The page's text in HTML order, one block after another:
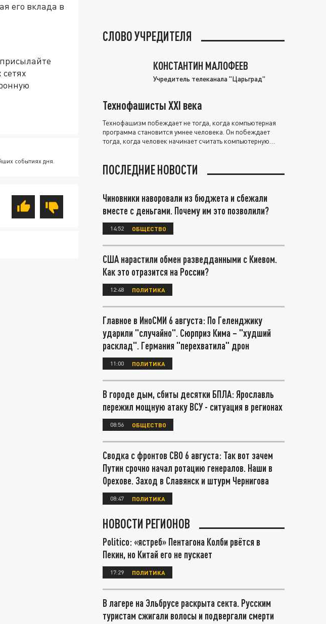
его вклада в
событиях дня.
СЛОВО УЧРЕДИТЕЛЯ
КОНСТАНТИН МАЛОФЕЕВ
Учредитель телеканала "Царьград"
Технофашисты XXI века
Технофашизм побеждает не тогда, когда компьютерная
программа становится умнее человека. Он побеждает
тогда, когда человек начинает считать компьютерную
ПОСЛЕДНИЕ НОВОСТИ
Чиновники наворовали из бюджета и сбежали
вместе с деньгами. Почему им это позволили?
14:52 ОБЩЕСТВО
США нарастили обмен разведданными с Киевом.
Как это отразится на России?
12:48 ПОЛИТИКА
Главное в ИноСМИ 6 августа: По Геленджику
ударили "случайно". Сюрприз Кима – "худший
расклад". Германия "перехватила" дрон
11:00 ПОЛИТИКА
В городе дым, сбиты десятки БПЛА: Ярославль
пережил мощную атаку ВСУ - ситуация в регионах
08:56 ОБЩЕСТВО
Сводка с фронтов СВО 6 августа: Так вот зачем
Путин срочно начал ротацию генералов. Наши в
Орехове. Заход в Славянск и штурм Чернигова
08:47 ПОЛИТИКА
НОВОСТИ РЕГИОНОВ
Politico: «ястреб» Пентагона Колби рвётся в
Пекин, но Китай его не пускает
17:29 ПОЛИТИКА
В лагере на Эльбрусе раскрыта секта. Русским
туристам сжигали волосы и подвергали смерти